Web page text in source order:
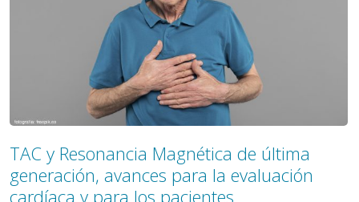
TAC y Resonancia Magnética de última
generación, avances para la evaluación
cardíaca y para los pacientes